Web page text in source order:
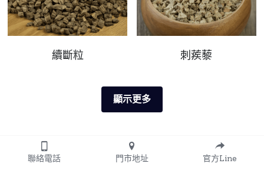
續斷粒 刺蒺藜
顯示更多
聯絡電話 門市地址 官方Line